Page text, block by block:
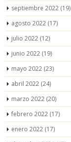
septiembre 2022 (19)
agosto 2022 (17)
julio 2022 (12)
junio 2022 (19)
mayo 2022 (23)
abril 2022 (24)
marzo 2022 (20)
febrero 2022 (17)
enero 2022 (17)